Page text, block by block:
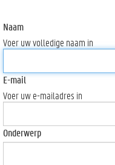
Naam
Voer uw volledige naam in
E-mail
Voer uw e-mailadres in
Onderwerp